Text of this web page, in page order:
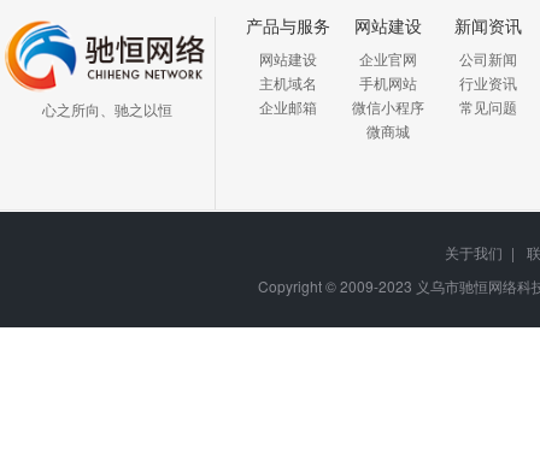
心之所向、驰之以恒
产品与服务
网站建设
主机域名
企业邮箱
网站建设
企业官网
手机网站
微信小程序
微商城
新闻资讯
公司新闻
行业资讯
常见问题
关于我们 |
Copyright © 2009-2023 义乌市驰恒网络科